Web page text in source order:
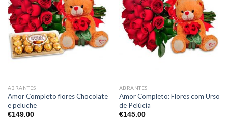
ABRANTES
Amor Completo flores Chocolate
e peluche
€149.00
ABRANTES
Amor Completo: Flores com Urso
de Pelúcia
€145.00